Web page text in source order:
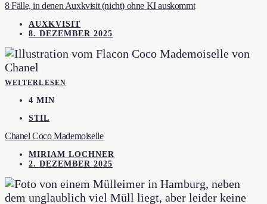
8 Fälle, in denen Auxkvisit (nicht) ohne KI auskommt
AUXKVISIT
8. DEZEMBER 2025
WEITERLESEN
4 MIN
STIL
Chanel Coco Mademoiselle
MIRIAM LOCHNER
2. DEZEMBER 2025